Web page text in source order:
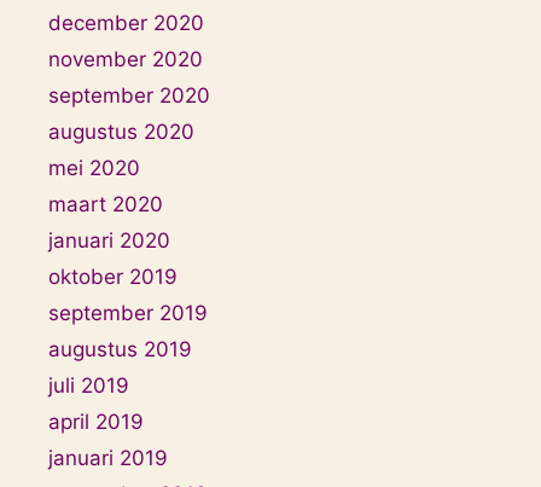
december 2020
november 2020
september 2020
augustus 2020
mei 2020
maart 2020
januari 2020
oktober 2019
september 2019
augustus 2019
juli 2019
april 2019
januari 2019